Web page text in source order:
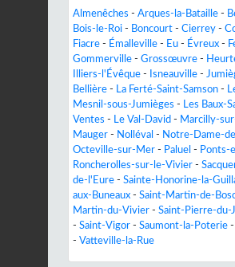
Almenêches - Arques-la-Bataille -
Bois-le-Roi - Boncourt - Cierrey -
Fiacre - Émalleville - Eu - Évreux -
Gommerville - Grossœuvre -
Illiers-l'Évêque - Isneauville -
Bellière - La Ferté-Saint-Samson -
Mesnil-sous-Jumièges - Les Baux-
Ventes - Le Val-David - Marcilly-
Mauger - Nolléval - Notre-Dame-
Octeville-sur-Mer - Paluel - Ponts-
Roncherolles-sur-le-Vivier -
de-l'Eure - Sainte-Honorine-la-
aux-Buneaux - Saint-Martin-de-
Martin-du-Vivier - Saint-Pierre-du-
- Saint-Vigor - Saumont-la-Poterie -
- Vatteville-la-Rue